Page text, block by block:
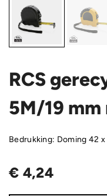
RCS
5M/19
Bedrukking: Doming 42
€ 4,24